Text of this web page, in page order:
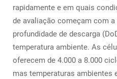
rapidamente e em quais
de avaliação começam com
profundidade de descarga
temperatura ambiente. As
oferecem de 4.000 a 8.000
mas temperaturas ambientes